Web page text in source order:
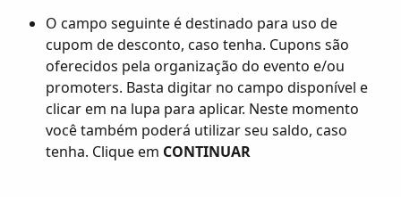
O campo seguinte é destinado para uso de
cupom de desconto, caso tenha. Cupons são
oferecidos pela organização do evento e/ou
promoters. Basta digitar no campo disponível e
clicar em na lupa para aplicar. Neste momento
você também poderá utilizar seu saldo, caso
tenha. Clique em CONTINUAR